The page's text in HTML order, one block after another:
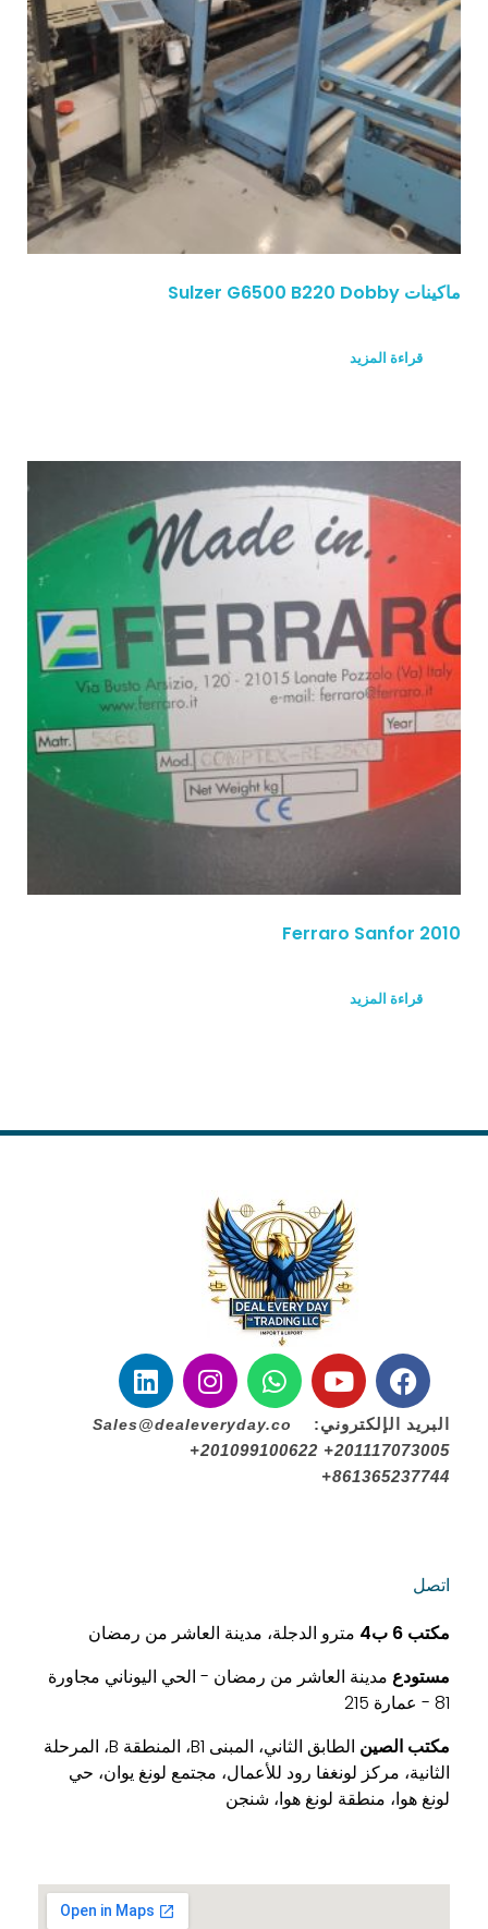
ماكينات Sulzer G6500 B220 Dobby
قراءة المزيد
Ferraro Sanfor 2010
قراءة المزيد
البريد الإلكتروني: Sales@dealeveryday.co
+201099100622 +201117073005
+861365237744
اتصل
مكتب 6 ب4
مترو الدجلة، مدينة العاشر من رمضان
مستودع مدينة العاشر من رمضان - الحي اليوناني مجاورة
81 - عمارة 215
مكتب الصين
الطابق الثاني، المبنى B1، المنطقة B، المرحلة
الثانية، مركز لونغفا رود للأعمال، مجتمع لونغ يوان، حي
لونغ هوا، منطقة لونغ هوا، شنجن